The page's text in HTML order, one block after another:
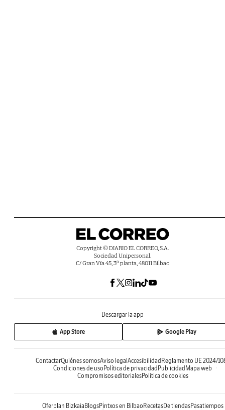
Copyright © DIARIO EL CORREO, S.A.
Sociedad Unipersonal.
C/ Gran Vía 45, 3ª planta, 48011 Bilbao
Descargar la app
App Store Google Play
ContactarQuiénes somosAviso legalAccesibilidadReglamento UE 2024/
Condiciones de usoPolítica de privacidadPublicidadMapa web
Compromisos editorialesPolítica de cookies
Oferplan BizkaiaBlogsPintxos en BilbaoRecetasDe tiendasPasatiempos